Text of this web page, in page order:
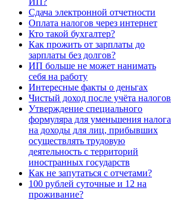
Сдача электронной отчетности
Оплата налогов через интернет
Кто такой бухгалтер?
Как прожить от зарплаты до
зарплаты без долгов?
ИП больше не может нанимать
себя на работу
Интересные факты о деньгах
Чистый доход после учёта налогов
Утверждение специального
формуляра для уменьшения налога
на доходы для лиц, прибывших
осуществлять трудовую
деятельность с территорий
иностранных государств
Как не запутаться с отчетами?
100 рублей суточные и 12 на
проживание?